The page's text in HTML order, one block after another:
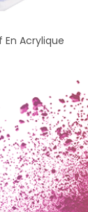
Acrylique